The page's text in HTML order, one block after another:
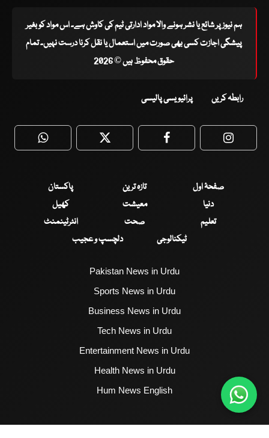
ہم نیوز پر شائع یا نشر ہونے والا مواد ادارتی ٹیم کی کاوش ہے۔ اس مواد کو بغیر
پیشگی اجازت کسی بھی صورت میں استعمال یا نقل کرنا درست نہیں۔ تمام
حقوق محفوظ ہیں © 2026
رابطہ کریں پرائیویسی پالیسی
WhatsApp Twitter Facebook
صفحۂ اول تازہ ترین
پاکستان
دنیا
معیشت
کھیل
تعلیم
صحت
انٹرٹینمنٹ
ٹیکنالوجی
دلچسپ و عجیب
Pakistan News in Urdu
Sports News in Urdu
Business News in Urdu
Tech News in Urdu
Entertainment News in Urdu
Health News in Urdu
Hum News English